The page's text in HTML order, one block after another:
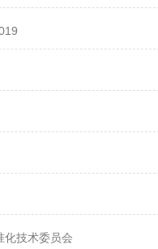
化技术委员会